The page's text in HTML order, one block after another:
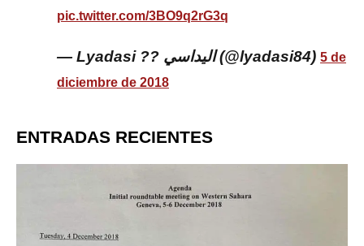
pic.twitter.com/3BO9q2rG3q
— Lyadasi ?? اليداسي (@lyadasi84) 5 de
diciembre de 2018
ENTRADAS RECIENTES